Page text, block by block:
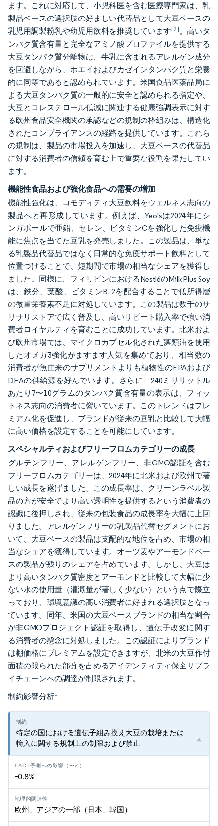
ます。これに対応して、小児科医を含む医療専門家は、乳
製品ベースの選択肢の好ましい代替品として大豆ベースの
乳児用調製粉乳や幼児用飲料を推奨しています[2]。高いタ
ンパク質含有量と完全なアミノ酸プロファイルを提供する
大豆タンパク質分離物は、牛乳に含まれるアレルゲン成分
を回避しながら、ホエイおよびカゼインタンパク質と栄養
的に同等であると認められています。米国食品医薬品局に
よる大豆タンパク質の一般的に安全と認められる指定や、
大豆とコレステロール低減に関連する健康強調表示に対す
る欧州食品安全機関の承認などの規制の枠組みは、構造化
されたコンプライアンスの経路を提供しています。これら
の規制は、製品の市場投入を加速し、大豆ベースの代替品
に対する消費者の信頼を育む上で重要な役割を果たしてい
ます。
機能性食品および強化食品への需要の増加
機能性強化は、コモディティ大豆飲料をウェルネス志向の
製品へと再形成しています。例えば、Yeo'sは2024年にシ
ンガポールで亜鉛、セレン、ビタミンCを強化した免疫機
能に焦点を当てた豆乳を発売しました。この製品は、単な
る乳製品代替品ではなく日常的な免疫サポート飲料として
位置づけることで、短期間で市場の相当なシェアを獲得し
ました。同様に、フィリピンにおけるNestléのMilk Plus Soy
は、鉄分、葉酸、ビタミンB12を配合することで低所得層
の微量栄養素不足に対処しています。この製品は数千のサ
リサリストアで広く普及し、高いリピート購入率で強い消
費者ロイヤルティを育むことに成功しています。北米およ
び欧州市場では、マイクロカプセル化された藻類油を使用
したオメガ3強化がますます人気を集めており、相当数の
消費者が魚由来のサプリメントよりも植物性のEPAおよび
DHAの供給源を好んでいます。さらに、240ミリリットル
あたり7〜10グラムのタンパク質含有量の表示は、フィッ
トネス志向の消費者に響いています。このトレンドはプレ
ミアム化を促進し、ブランドが従来の豆乳と比較して大幅
に高い価格を設定することを可能にしています。
スペシャルティおよびフリーフロムカテゴリーの成長
グルテンフリー、アレルゲンフリー、非GMO認証を含む
フリーフロムカテゴリーは、2024年に北米および欧州で著
しい成長を遂げました。この成長率は、クリーンラベル製
品の方が安全でより高い透明性を提供するという消費者の
認識に後押しされ、従来の包装食品の成長率を大幅に上回
りました。アレルゲンフリーの乳製品代替セグメントにお
いて、大豆ベースの製品は支配的な地位を占め、市場の相
当なシェアを獲得しています。オーツ麦やアーモンドベー
スの製品が残りのシェアを占めています。しかし、大豆は
より高いタンパク質密度とアーモンドと比較して大幅に少
ない水の使用量（灌漑量が著しく少ない）という点で際立
っており、環境意識の高い消費者に好まれる選択肢となっ
ています。同年、米国の大豆ベースブランドの相当な割合
が非GMOプロジェクト認証を取得し、遺伝子改変に関す
る消費者の懸念に対処しました。この認証によりブランド
は棚価格にプレミアムを設定できますが、北米の大豆作付
面積の限られた部分を占めるアイデンティティ保全サプラ
イチェーンへの調達が制限されます。
制約影響分析*
特定の国における遺伝子組み換え大豆の栽培または
輸入に関する規制上の制限および禁止
-0.8%
欧州、アジアの一部（日本、韓国）